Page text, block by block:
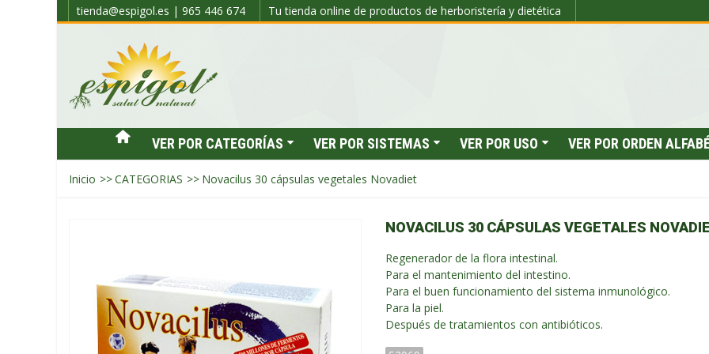
tienda@espigol.es | 965 446 674 Tu tienda online de productos de herboristería y dietética
VER POR CATEGORÍAS VER POR SISTEMAS VER POR USO VER POR ORDEN
Inicio >>CATEGORIAS >> Novacilus 30 cápsulas vegetales Novadiet
NOVACILUS 30 CÁPSULAS VEGETALES
Regenerador de la flora intestinal.
Para el mantenimiento del intestino.
Para el buen funcionamiento del sistema inmunológico.
Para la piel.
Después de tratamientos con antibióticos.